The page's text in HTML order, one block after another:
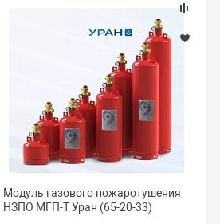
Модуль газового пожаротушения
НЗПО МГП-Т Уран (65-20-33)